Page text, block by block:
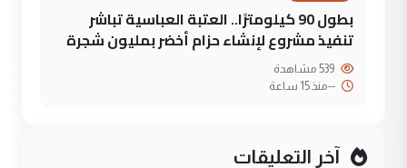
بطول 90 كيلومترًا.. العتبة العباسية تباشر
تنفيذ مشروع لإنشاء حزام أخضر بمليون شجرة
--منذ 15 ساعة
آخر التعليقات